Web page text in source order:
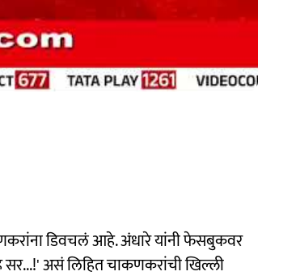
डिवचलं आहे. अंधारे यांनी फेसबुकवर
असं लिहित चाकणकरांची खिल्ली